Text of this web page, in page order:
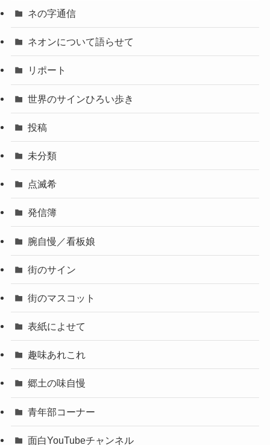
ネの字通信
ネオンについて語らせて
リポート
世界のサインひろい歩き
投稿
未分類
点滅希
発信簿
腕自慢／看板娘
街のサイン
街のマスコット
表紙によせて
趣味あれこれ
郷土の味自慢
青年部コーナー
面白YouTubeチャンネル